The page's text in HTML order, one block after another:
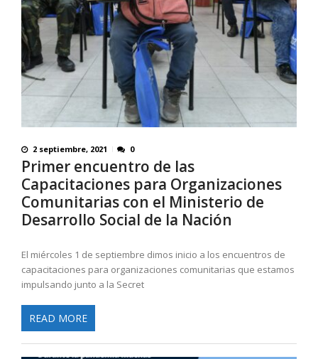
2 septiembre, 2021 0
Primer encuentro de las
Capacitaciones para Organizaciones
Comunitarias con el Ministerio de
Desarrollo Social de la Nación
El miércoles 1 de septiembre dimos inicio a los encuentros de
capacitaciones para organizaciones comunitarias que estamos
impulsando junto a la Secret
READ MORE